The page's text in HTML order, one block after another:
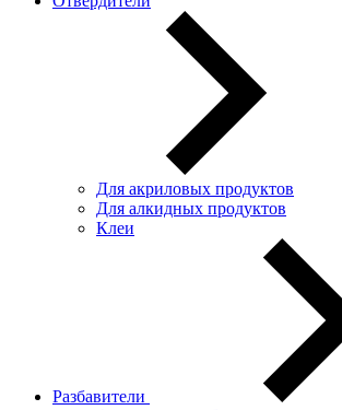
Для акриловых продуктов
Для алкидных продуктов
Клеи
Разбавители